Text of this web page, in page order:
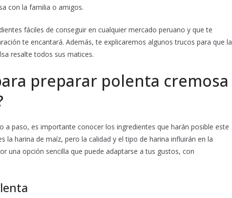
con la familia o amigos.
fáciles de conseguir en cualquier mercado peruano y que te
te encantará. Además, te explicaremos algunos trucos para que la
resalte todos sus matices.
preparar polenta cremosa
a paso, es importante conocer los ingredientes que harán posible este
la harina de maíz, pero la calidad y el tipo de harina influirán en la
una opción sencilla que puede adaptarse a tus gustos, con